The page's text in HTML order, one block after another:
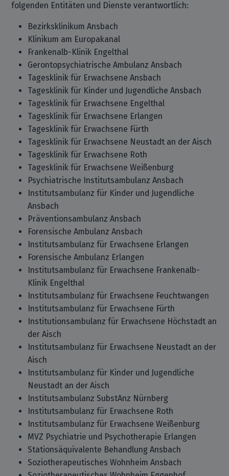
folgenden Entitäten und Dienste verantwortlich:
Bezirksklinikum Ansbach
Klinikum am Europakanal
Frankenalb-Klinik Engelthal
Gerontopsychiatrische Ambulanz Ansbach
Tagesklinik für Erwachsene Ansbach
Tagesklinik für Kinder und Jugendliche Ansbach
Tagesklinik für Erwachsene Engelthal
Tagesklinik für Erwachsene Erlangen
Tagesklinik für Erwachsene Fürth
Tagesklinik für Erwachsene Neustadt an der Aisch
Tagesklinik für Erwachsene Roth
Tagesklinik für Erwachsene Weißenburg
Psychiatrische Institutsambulanz Ansbach
Institutsambulanz für Kinder und Jugendliche
Ansbach
Präventionsambulanz Ansbach
Forensische Ambulanz Ansbach
Institutsambulanz für Erwachsene Erlangen
Forensische Ambulanz Erlangen
Institutsambulanz für Erwachsene Frankenalb-
Klinik Engelthal
Institutsambulanz für Erwachsene Feuchtwangen
Institutsambulanz für Erwachsene Fürth
Institutionsambulanz für Erwachsene Höchstadt an
der Aisch
Institutsambulanz für Erwachsene Neustadt an der
Aisch
Institutsambulanz für Kinder und Jugendliche
Neustadt an der Aisch
Institutsambulanz SubstAnz Nürnberg
Institutsambulanz für Erwachsene Roth
Institutsambulanz für Erwachsene Weißenburg
MVZ Psychiatrie und Psychotherapie Erlangen
Stationsäquivalente Behandlung Ansbach
Soziotherapeutisches Wohnheim Ansbach